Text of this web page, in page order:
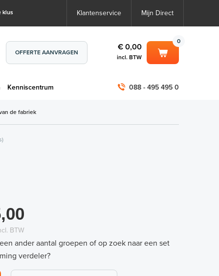
klus Klantenservice Mijn Direct
OFFERTE AANVRAGEN
0
€ 0,00
incl. BTW
Kenniscentrum
€ 0,00 088 - 495 495 0
de fabriek
BTW
ander aantal groepen of op zoek naar een set
verdeler?